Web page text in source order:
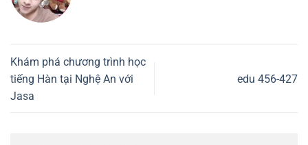
Khám phá chương trình học
tiếng Hàn tại Nghệ An với
Jasa
edu 456-427